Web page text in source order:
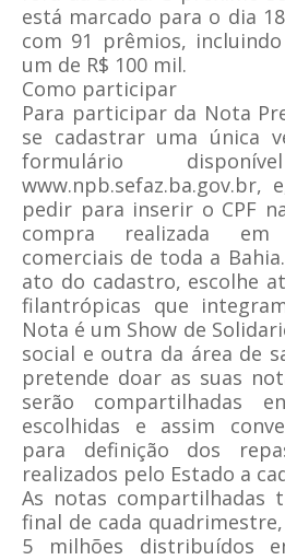
está marcado para o dia
com 91 prêmios,
um de R$ 100 mil.
Como participar
Para participar da Nota
se cadastrar uma única
formulário
www.npb.sefaz.ba.gov.br,
pedir para inserir o CPF
compra realizada em
comerciais de toda a
ato do cadastro, escolhe
filantrópicas que
Nota é um Show de
social e outra da área de
pretende doar as suas
serão compartilhadas
escolhidas e assim
para definição dos
realizados pelo Estado a
As notas compartilhadas
final de cada
5 milhões distribuídos